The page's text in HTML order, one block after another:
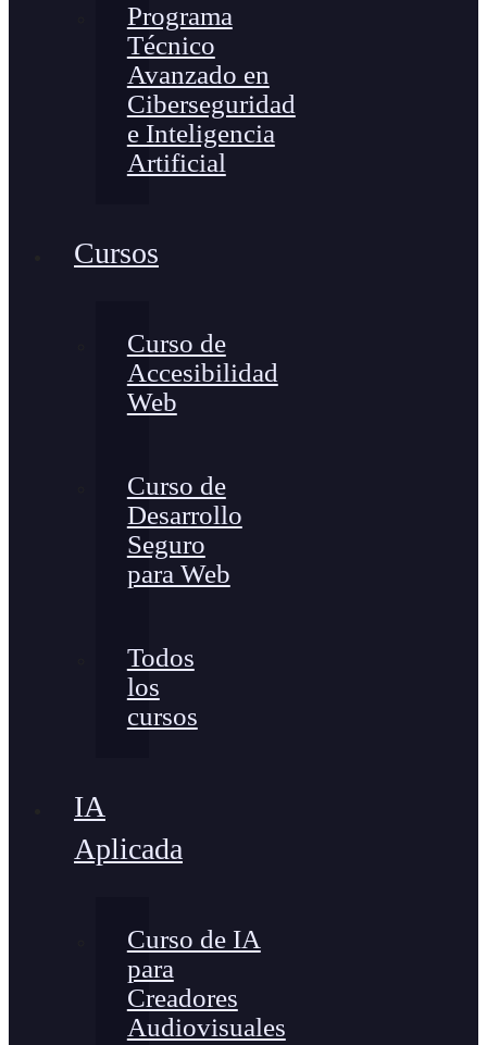
Programa
Técnico
Avanzado en
Ciberseguridad
e Inteligencia
Artificial
Cursos
Curso de
Accesibilidad
Web
Curso de
Desarrollo
Seguro
para Web
Todos
los
cursos
IA
Aplicada
Curso de IA
para
Creadores
Audiovisuales